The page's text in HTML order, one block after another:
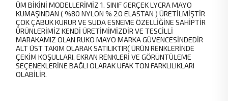
ÜM BİKİNİ MODELLERİMİZ 1. SINIF GERÇEK LYCRA MAYO
KUMAŞINDAN ( %80 NYLON % 20 ELASTAN ) ÜRETİLMİŞTİR
ÇOK ÇABUK KURUR VE SUDA ESNEME ÖZELLİĞİNE SAHİPTİR
ÜRÜNLERİMİZ KENDİ ÜRETİMİMİZDİR VE TESCİLLİ
MARAKAMIZ OLAN RUKO MAYO MARKA GÜVENCESİNDEDİR
ALT ÜST TAKIM OLARAK SATILIKTIR( ÜRÜN RENKLERİNDE
ÇEKİM KOŞULLARI, EKRAN RENKLERİ VE GÖRÜNTÜLEME
SEÇENEKLERİNE BAĞLI OLARAK UFAK TON FARKLILIKLARI
OLABİLİR.